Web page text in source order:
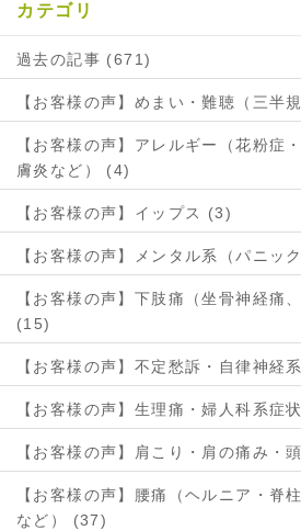
カテゴリ
過去の記事 (671)
【お客様の声】めまい・難聴（三半
【お客様の声】アレルギー（花粉症
膚炎など） (4)
【お客様の声】イップス (3)
【お客様の声】メンタル系（パニッ
【お客様の声】下肢痛（坐骨神経痛
(15)
【お客様の声】不定愁訴・自律神経
【お客様の声】生理痛・婦人科系症
【お客様の声】肩こり・肩の痛み・
【お客様の声】腰痛（ヘルニア・脊
など） (37)